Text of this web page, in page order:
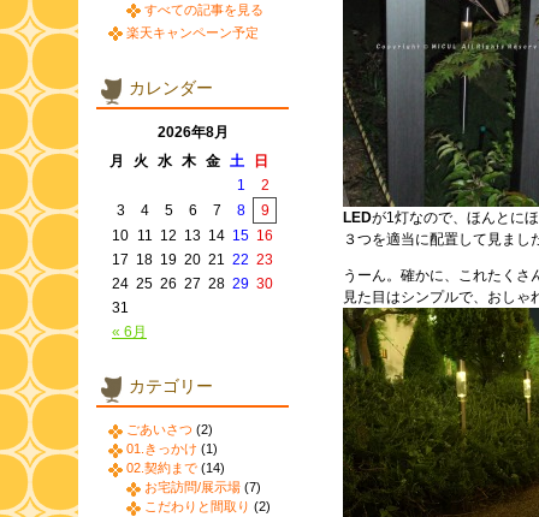
LEDが1灯なので、ほんとに
３つを適当に配置して見まし
うーん。確かに、これたくさ
見た目はシンプルで、おしゃ
すべての記事を見る
楽天キャンペーン予定
カレンダー
2026年8月
月
火 水 木 金 土 日
« 6月
1
2
3
4 5 6 7 8
9
10 11 12 13 14 15 16
17 18 19 20 21 22 23
24 25 26 27 28 29 30
31
カテゴリー
ごあいさつ (2)
01.きっかけ (1)
02.契約まで (14)
お宅訪問/展示場 (7)
こだわりと間取り (2)